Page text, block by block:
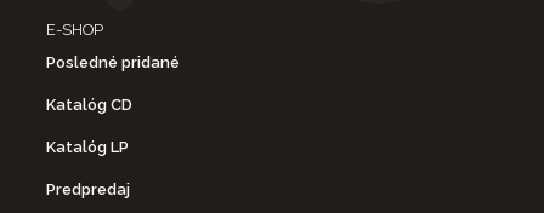
E-SHOP
Posledné pridané
Katalóg CD
Katalóg LP
Predpredaj